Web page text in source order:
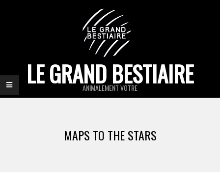
LE GRAND BESTIAIRE
ANIMALEMENT VOTRE
MAPS TO THE STARS